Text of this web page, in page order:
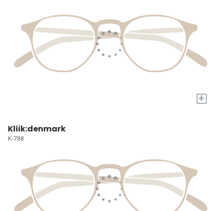
+
Kliik:denmark
K-788